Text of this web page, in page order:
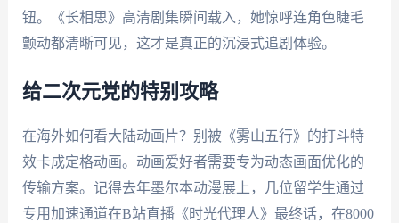
钮。《长相思》高清剧集瞬间载入，她惊呼连角色睫毛
颤动都清晰可见，这才是真正的沉浸式追剧体验。
给二次元党的特别攻略
在海外如何看大陆动画片？别被《雾山五行》的打斗特
效卡成定格动画。动画爱好者需要专为动态画面优化的
传输方案。记得去年墨尔本动漫展上，几位留学生通过
专用加速通道在B站直播《时光代理人》最终话，在8000